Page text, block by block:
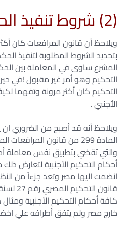
(2) شروط تنفيذ الحكم .
ويلاحظ أن قانون المرافعات كان
بتحديد الشروط المطلوبة لتنفيذ
المشرع ساوى في المعاملة بين
التحكيم وهو أمر غير مقبول !في
التحكيم كان أكثر مرونة وتفهما
الأجنبي .
ويلاحظ أنه قد أصبح من الضروري
والتي تقضي بتطبيق نفس معاملة
أحكام التحكيم الأجنبية لتعارض ذلك
انضمت اليها مصر وتعد جزءاً من
كافة أحكام التحكيم الأجنبية
خارج مصر ولم يتفق أطرافه علي